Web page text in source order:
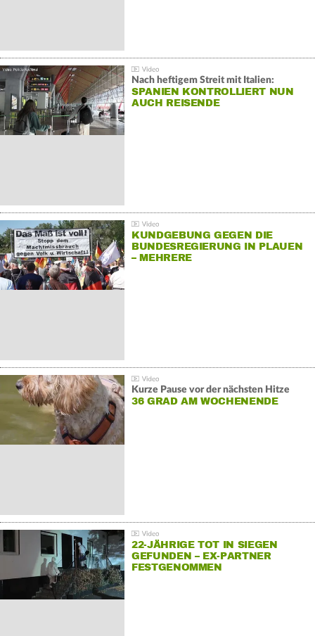
Nach heftigem Streit mit Italien:
SPANIEN KONTROLLIERT NUN
AUCH REISENDE
KUNDGEBUNG GEGEN DIE
BUNDESREGIERUNG IN PLAUEN
– MEHRERE
Kurze Pause vor der nächsten Hitze
36 GRAD AM WOCHENENDE
22-JÄHRIGE TOT IN SIEGEN
GEFUNDEN – EX-PARTNER
FESTGENOMMEN